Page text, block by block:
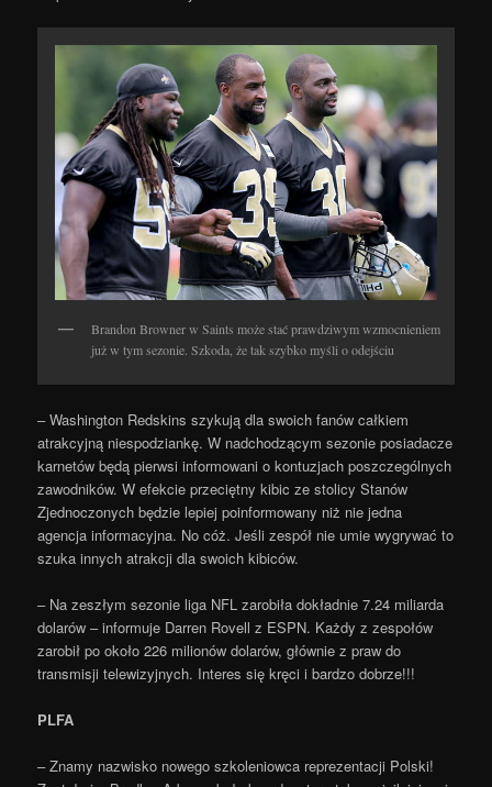
Brandon Browner w Saints może stać prawdziwym wzmocnieniem
już w tym sezonie. Szkoda, że tak szybko myśli o odejściu
– Washington Redskins szykują dla swoich fanów całkiem
atrakcyjną niespodziankę. W nadchodzącym sezonie posiadacze
karnetów będą pierwsi informowani o kontuzjach poszczególnych
zawodników. W efekcie przeciętny kibic ze stolicy Stanów
Zjednoczonych będzie lepiej poinformowany niż nie jedna
agencja informacyjna. No cóż. Jeśli zespół nie umie wygrywać to
szuka innych atrakcji dla swoich kibiców.
– Na zeszłym sezonie liga NFL zarobiła dokładnie 7.24 miliarda
dolarów – informuje Darren Rovell z ESPN. Każdy z zespołów
zarobił po około 226 milionów dolarów, głównie z praw do
transmisji telewizyjnych. Interes się kręci i bardzo dobrze!!!
PLFA
– Znamy nazwisko nowego szkoleniowca reprezentacji Polski!